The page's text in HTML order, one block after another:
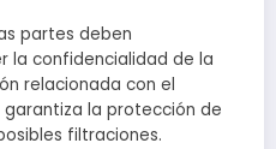
partes deben
la confidencialidad de la
relacionada con el
la protección de
filtraciones.